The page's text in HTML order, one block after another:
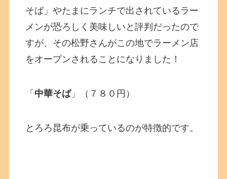
そば」やたまにランチで出されているラー
メンが恐ろしく美味しいと評判だったので
すが、その松野さんがこの地でラーメン店
をオープンされることになりました！
「 中華そば」（７８０円）
とろろ昆布が乗っているのが特徴的です。